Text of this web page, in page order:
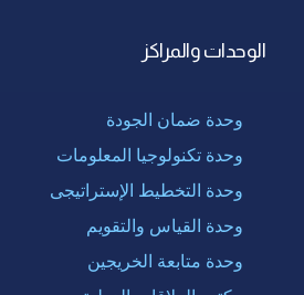
الوحدات والمراكز
وحدة ضمان الجودة
وحدة تكنولوجيا المعلومات
وحدة التخطيط الإستراتيجى
وحدة القياس والتقويم
وحدة متابعة الخريجين